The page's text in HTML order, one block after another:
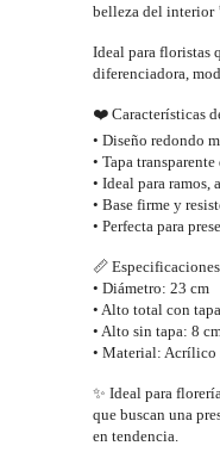
belleza del interior
Ideal para floristas
diferenciadora,
❤️ Características
• Diseño redondo
• Tapa
• Ideal para ramos,
• Base firme y
• Perfecta para
📏 Especificaciones
• Diámetro: 23 cm
• Alto total con
• Alto sin tapa: 8
• Material: Acrílico
✨ Ideal para
que buscan una
en tendencia.